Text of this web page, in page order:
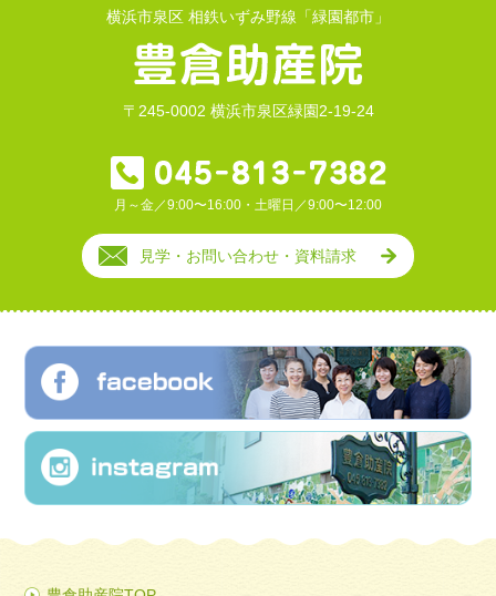
横浜市泉区 相鉄いずみ野線「緑園都市」
〒245-0002 横浜市泉区緑園2-19-24
月～金／9:00〜16:00・土曜日／9:00〜12:00
見学・お問い合わせ・資料請求